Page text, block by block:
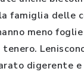
famiglia delle
meno
digerente